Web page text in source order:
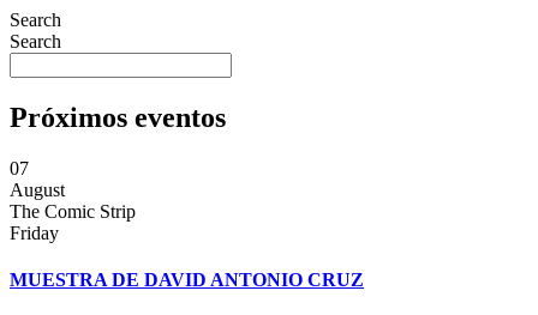
Search
Search
Próximos eventos
07
August
The Comic Strip
Friday
MUESTRA DE DAVID ANTONIO CRUZ